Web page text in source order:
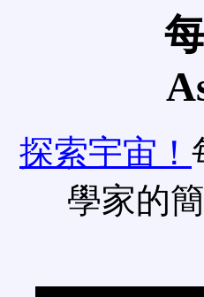
探索宇宙！
學家的